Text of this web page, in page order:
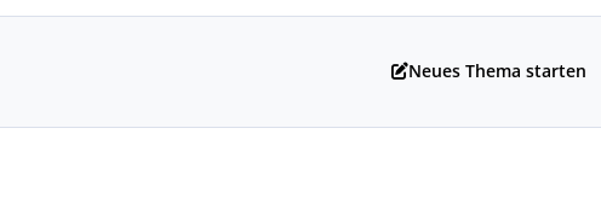
Neues Thema starten